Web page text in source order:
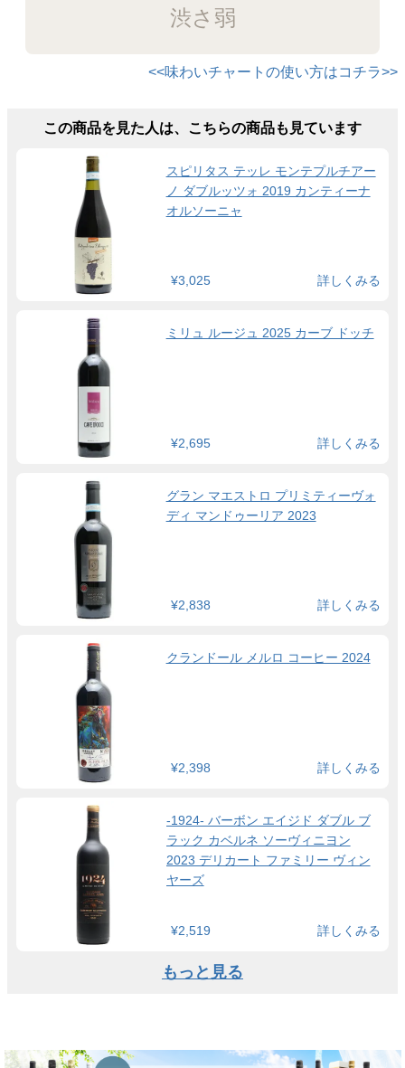
渋さ弱
<<味わいチャートの使い方はコチラ>>
この商品を見た人は、こちらの商品も見ています
スピリタス テッレ モンテプルチアー
ノ ダブルッツォ 2019 カンティーナ
オルソーニャ
¥3,025 詳しくみる
ミリュ ルージュ 2025 カーブ ドッチ
¥2,695 詳しくみる
グラン マエストロ プリミティーヴォ
ディ マンドゥーリア 2023
¥2,838 詳しくみる
クランドール メルロ コーヒー 2024
¥2,398 詳しくみる
-1924- バーボン エイジド ダブル ブ
ラック カベルネ ソーヴィニヨン
2023 デリカート ファミリー ヴィン
ヤーズ
¥2,519 詳しくみる
もっと見る